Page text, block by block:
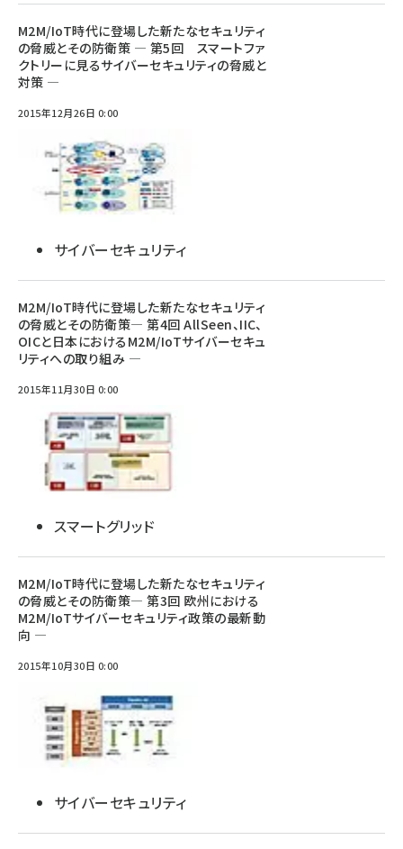
M2M/IoT時代に登場した新たなセキュリティ
の脅威とその防衛策 ― 第5回 スマートファ
クトリーに見るサイバーセキュリティの脅威と
対策 ―
2015年12月26日 0:00
サイバーセキュリティ
M2M/IoT時代に登場した新たなセキュリティ
の脅威とその防衛策― 第4回 AllSeen、IIC、
OICと日本におけるM2M/IoTサイバーセキュ
リティへの取り組み ―
2015年11月30日 0:00
スマートグリッド
M2M/IoT時代に登場した新たなセキュリティ
の脅威とその防衛策― 第3回 欧州における
M2M/IoTサイバーセキュリティ政策の最新動
向 ―
2015年10月30日 0:00
サイバーセキュリティ